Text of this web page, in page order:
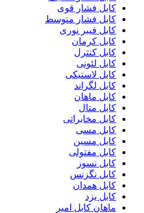
کابل فشار قوی
کابل فشار متوسط
کابل فیبر نوری
کابل کرمان
کابل کنترل
کابل لئونی
کابل لاستیکی
کابل لگراند
کابل ماهان
کابل متال
کابل مخابراتی
کابل مسی
کابل مسین
کابل مفتولی
کابل نسوز
کابل نگزنس
کابل همدان
کابل یزد
ماهان کابل امیر